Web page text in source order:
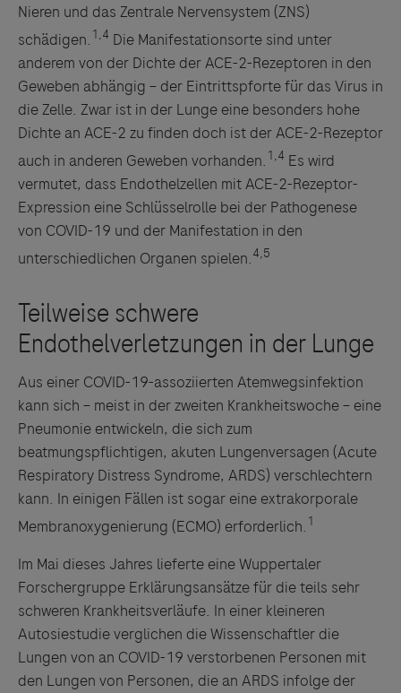
Nieren und das Zentrale Nervensystem (ZNS)
schädigen. 1,4 Die Manifestationsorte sind unter
anderem von der Dichte der ACE-2-Rezeptoren in den
Geweben abhängig – der Eintrittspforte für das Virus in
die Zelle. Zwar ist in der Lunge eine besonders hohe
Dichte an ACE-2 zu finden doch ist der ACE-2-Rezeptor
auch in anderen Geweben vorhanden. 1,4 Es wird
vermutet, dass Endothelzellen mit ACE-2-Rezeptor-
Expression eine Schlüsselrolle bei der Pathogenese
von COVID-19 und der Manifestation in den
unterschiedlichen Organen spielen.4,5
Aus einer COVID-19-assoziierten Atemwegsinfektion
kann sich – meist in der zweiten Krankheitswoche – eine
Pneumonie entwickeln, die sich zum
beatmungspflichtigen, akuten Lungenversagen (Acute
Respiratory Distress Syndrome, ARDS) verschlechtern
kann. In einigen Fällen ist sogar eine extrakorporale
Membranoxygenierung (ECMO) erforderlich. 1
Im Mai dieses Jahres lieferte eine Wuppertaler
Forschergruppe Erklärungsansätze für die teils sehr
schweren Krankheitsverläufe. In einer kleineren
Autosiestudie verglichen die Wissenschaftler die
Lungen von an COVID-19 verstorbenen Personen mit
den Lungen von Personen, die an ARDS infolge der